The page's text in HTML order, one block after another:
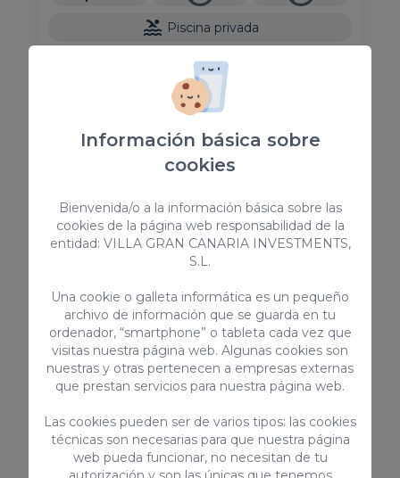
Piscina privada
/ noche
Vivienda vacacional
El Flamboyan Maspalomas Golf
Villa El Flamboyan en Maspalomas Golf es una
propiedad acogedora y espaciosa con piscina
personas y se encuentra justo al lado del campo
de golf de Maspalomas.
8 4 3
250m 2
Información básica sobre
cookies
Bienvenida/o a la información básica sobre las
cookies de la página web responsabilidad de la
entidad: VILLA GRAN CANARIA INVESTMENTS,
S.L.
Una cookie o galleta informática es un pequeño
archivo de información que se guarda en tu
ordenador, “smartphone” o tableta cada vez que
visitas nuestra página web. Algunas cookies son
nuestras y otras pertenecen a empresas externas
que prestan servicios para nuestra página web.
Las cookies pueden ser de varios tipos: las cookies
técnicas son necesarias para que nuestra página
web pueda funcionar, no necesitan de tu